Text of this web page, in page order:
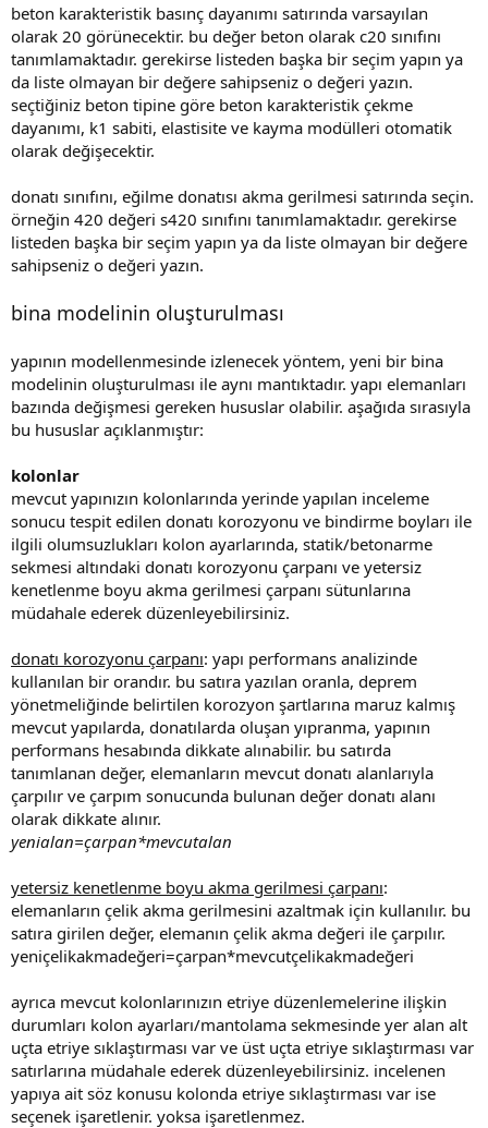
beton karakteristik basınç dayanımı satırında varsayılan
olarak 20 görünecektir. bu değer beton olarak c20 sınıfını
tanımlamaktadır. gerekirse listeden başka bir seçim yapın ya
da liste olmayan bir değere sahipseniz o değeri yazın.
seçtiğiniz beton tipine göre beton karakteristik çekme
dayanımı, k1 sabiti, elastisite ve kayma modülleri otomatik
olarak değişecektir.
donatı sınıfını, eğilme donatısı akma gerilmesi satırında seçin.
örneğin 420 değeri s420 sınıfını tanımlamaktadır. gerekirse
listeden başka bir seçim yapın ya da liste olmayan bir değere
sahipseniz o değeri yazın.
bina modelinin oluşturulması
yapının modellenmesinde izlenecek yöntem, yeni bir bina
modelinin oluşturulması ile aynı mantıktadır. yapı elemanları
bazında değişmesi gereken hususlar olabilir. aşağıda sırasıyla
bu hususlar açıklanmıştır:
kolonlar
mevcut yapınızın kolonlarında yerinde yapılan inceleme
sonucu tespit edilen donatı korozyonu ve bindirme boyları ile
ilgili olumsuzlukları kolon ayarlarında, statik/betonarme
sekmesi altındaki donatı korozyonu çarpanı ve yetersiz
kenetlenme boyu akma gerilmesi çarpanı sütunlarına
müdahale ederek düzenleyebilirsiniz.
donatı korozyonu çarpanı: yapı performans analizinde
kullanılan bir orandır. bu satıra yazılan oranla, deprem
yönetmeliğinde belirtilen korozyon şartlarına maruz kalmış
mevcut yapılarda, donatılarda oluşan yıpranma, yapının
performans hesabında dikkate alınabilir. bu satırda
tanımlanan değer, elemanların mevcut donatı alanlarıyla
çarpılır ve çarpım sonucunda bulunan değer donatı alanı
olarak dikkate alınır.
yenialan=çarpan*mevcutalan
yetersiz kenetlenme boyu akma gerilmesi çarpanı:
elemanların çelik akma gerilmesini azaltmak için kullanılır. bu
satıra girilen değer, elemanın çelik akma değeri ile çarpılır.
yeniçelikakmadeğeri=çarpan*mevcutçelikakmadeğeri
ayrıca mevcut kolonlarınızın etriye düzenlemelerine ilişkin
durumları kolon ayarları/mantolama sekmesinde yer alan alt
uçta etriye sıklaştırması var ve üst uçta etriye sıklaştırması var
satırlarına müdahale ederek düzenleyebilirsiniz. i̇ncelenen
yapıya ait söz konusu kolonda etriye sıklaştırması var ise
seçenek işaretlenir. yoksa işaretlenmez.